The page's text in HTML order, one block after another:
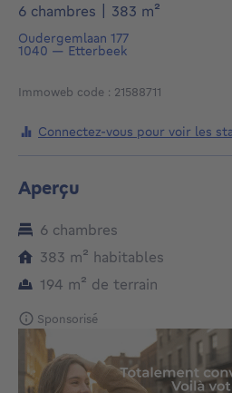
6 chambres
383 m²
Oudergemlaan 177
1040 — Etterbeek
Immoweb code : 21588711
Connectez-vous pour voir les
Aperçu
6 chambres
383 m² mètres carrés
habitables
194 m² mètres carrés
de terrain
Sponsorisé